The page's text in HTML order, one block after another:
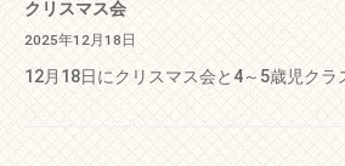
クリスマス会
2025年12月18日
12月18日にクリスマス会と4～5歳児クラ